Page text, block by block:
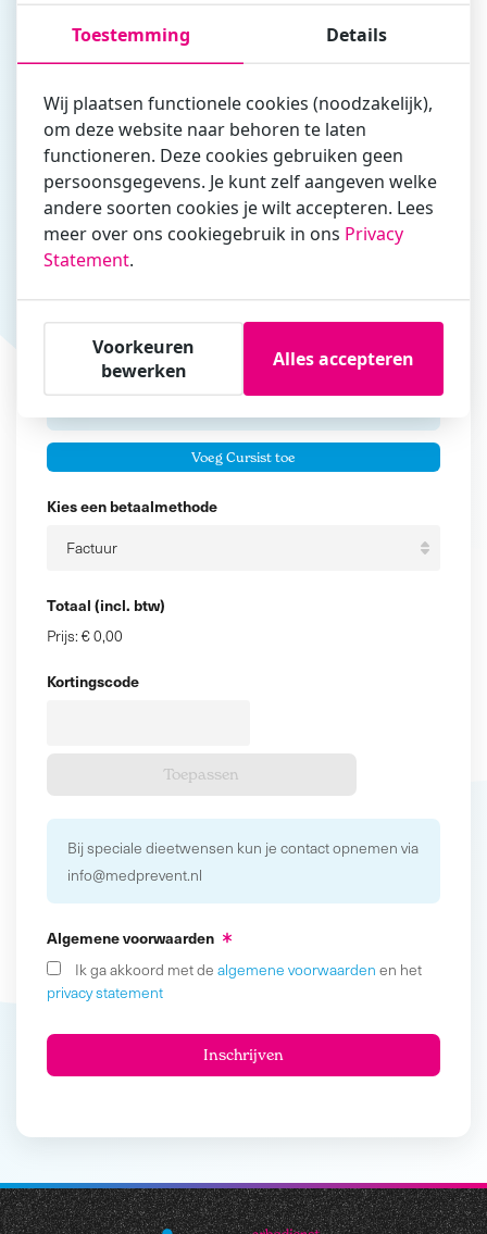
Tussenvoegsel Achternaam
E-mailadres
zakelijk/administratief correspondeert
Is de contactpersoon ook een cursist?
Ja
Nee
Cursisten
Voeg cursisten toe
Tussenvoegsel
Voeg Cursist toe
Kies een betaalmethode
Totaal (incl. btw)
Prijs: € 0,00
Kortingscode
Bij speciale dieetwensen kun je contact opnemen via
info@medprevent.nl
Algemene voorwaarden
Ik ga akkoord met de algemene voorwaarden en het
privacy statement
Toestemming Details
Wij plaatsen functionele cookies (noodzakelijk),
om deze website naar behoren te laten
functioneren. Deze cookies gebruiken geen
persoonsgegevens. Je kunt zelf aangeven welke
andere soorten cookies je wilt accepteren. Lees
meer over ons cookiegebruik in ons Privacy
Statement.
Voorkeuren
bewerken
Alles accepteren